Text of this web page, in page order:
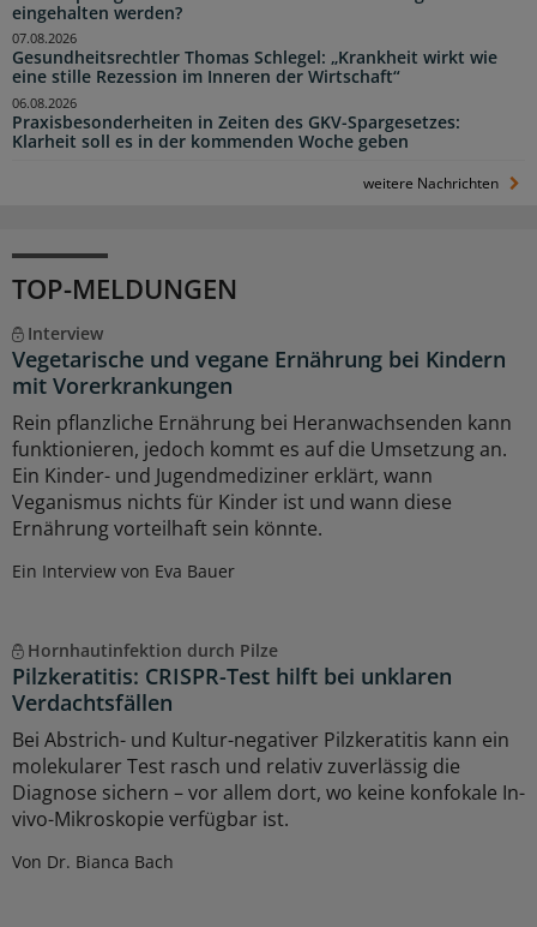
eingehalten werden?
Gesundheitsrechtler Thomas Schlegel: „Krankheit wirkt wie
eine stille Rezession im Inneren der Wirtschaft“
07.08.2026
Praxisbesonderheiten in Zeiten des GKV-Spargesetzes:
Klarheit soll es in der kommenden Woche geben
06.08.2026
weitere Nachrichten
TOP-MELDUNGEN
Interview
Vegetarische und vegane Ernährung bei Kindern
mit Vorerkrankungen
Rein pflanzliche Ernährung bei Heranwachsenden kann
funktionieren, jedoch kommt es auf die Umsetzung an.
Ein Kinder- und Jugendmediziner erklärt, wann
Veganismus nichts für Kinder ist und wann diese
Ernährung vorteilhaft sein könnte.
Ein Interview von Eva Bauer
Hornhautinfektion durch Pilze
Pilzkeratitis: CRISPR-Test hilft bei unklaren
Verdachtsfällen
Bei Abstrich- und Kultur-negativer Pilzkeratitis kann ein
molekularer Test rasch und relativ zuverlässig die
Diagnose sichern – vor allem dort, wo keine konfokale In-
vivo-Mikroskopie verfügbar ist.
Von Dr. Bianca Bach